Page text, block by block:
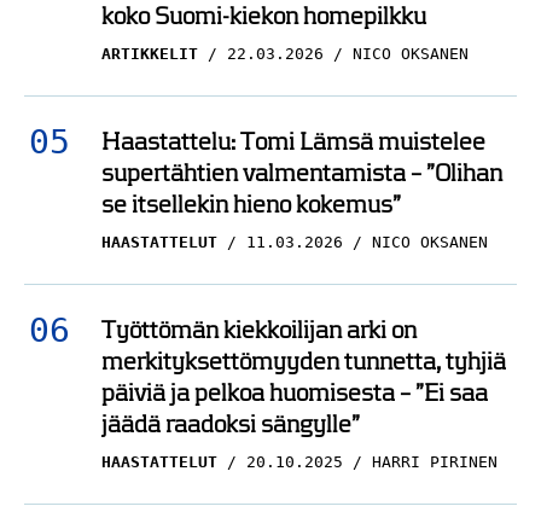
koko Suomi-kiekon homepilkku
ARTIKKELIT 22.03.2026 NICO OKSANEN
Haastattelu: Tomi Lämsä muistelee
supertähtien valmentamista – ”Olihan
se itsellekin hieno kokemus”
HAASTATTELUT 11.03.2026 NICO OKSANEN
Työttömän kiekkoilijan arki on
merkityksettömyyden tunnetta, tyhjiä
päiviä ja pelkoa huomisesta – ”Ei saa
jäädä raadoksi sängylle”
HAASTATTELUT 20.10.2025 HARRI PIRINEN